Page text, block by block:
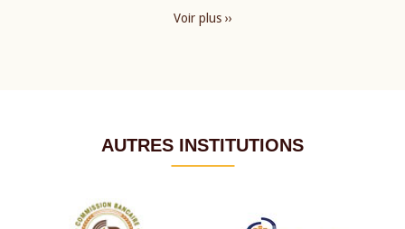
Voir plus ››
AUTRES INSTITUTIONS